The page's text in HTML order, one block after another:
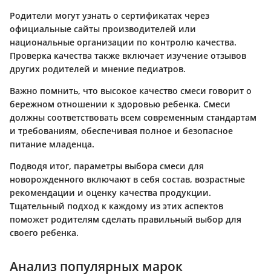
Родители могут узнать о сертификатах через
официальные сайты производителей или
национальные организации по контролю качества.
Проверка качества также включает изучение отзывов
других родителей и мнение педиатров.
Важно помнить, что высокое качество смеси говорит о
бережном отношении к здоровью ребенка. Смеси
должны соответствовать всем современным стандартам
и требованиям, обеспечивая полное и безопасное
питание младенца.
Подводя итог, параметры выбора смеси для
новорожденного включают в себя состав, возрастные
рекомендации и оценку качества продукции.
Тщательный подход к каждому из этих аспектов
поможет родителям сделать правильный выбор для
своего ребенка.
Анализ популярных марок